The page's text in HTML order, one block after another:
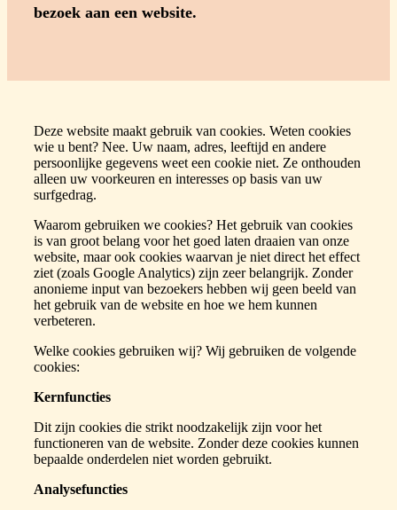
bezoek aan een website.
Deze website maakt gebruik van cookies. Weten cookies
wie u bent? Nee. Uw naam, adres, leeftijd en andere
persoonlijke gegevens weet een cookie niet. Ze onthouden
alleen uw voorkeuren en interesses op basis van uw
surfgedrag.
Waarom gebruiken we cookies? Het gebruik van cookies
is van groot belang voor het goed laten draaien van onze
website, maar ook cookies waarvan je niet direct het effect
ziet (zoals Google Analytics) zijn zeer belangrijk. Zonder
anonieme input van bezoekers hebben wij geen beeld van
het gebruik van de website en hoe we hem kunnen
verbeteren.
Welke cookies gebruiken wij? Wij gebruiken de volgende
cookies:
Kernfuncties
Dit zijn cookies die strikt noodzakelijk zijn voor het
functioneren van de website. Zonder deze cookies kunnen
bepaalde onderdelen niet worden gebruikt.
Analysefuncties